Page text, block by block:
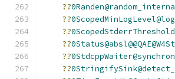
??
??
??
??
??
??